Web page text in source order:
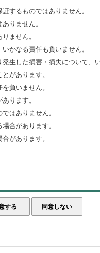
するものではありません。
りません。
ません。
かなる責任も負いません。
生した損害・損失について、
があります。
負いません。
ります。
はありません。
合があります。
があります。